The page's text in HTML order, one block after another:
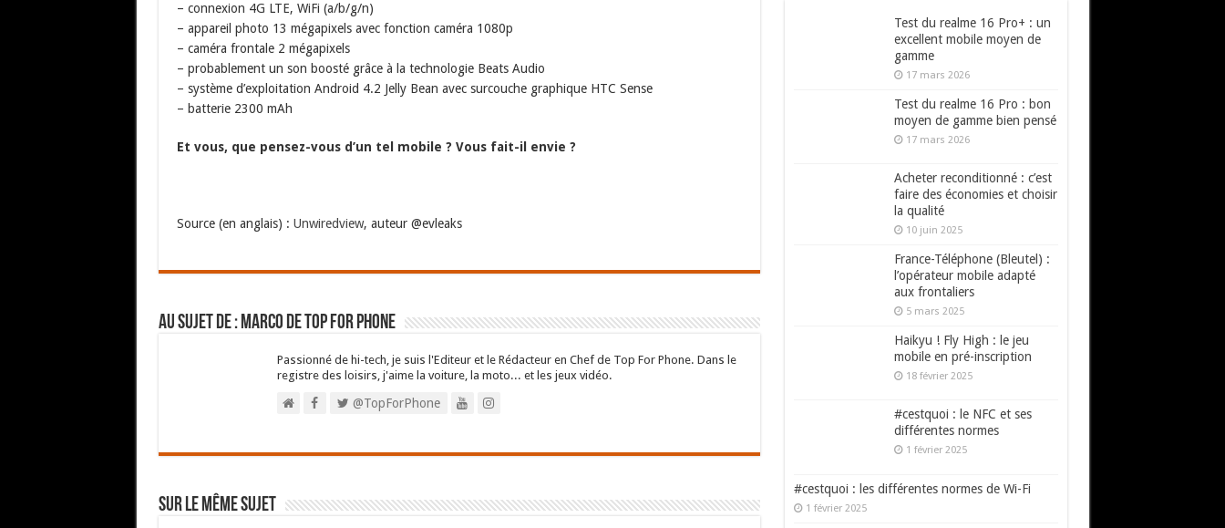
– connexion 4G LTE, WiFi (a/b/g/n)
– appareil photo 13 mégapixels avec fonction caméra 1080p
– caméra frontale 2 mégapixels
– probablement un son boosté grâce à la technologie Beats Audio
– système d’exploitation Android 4.2 Jelly Bean avec surcouche graphique HTC Sense
– batterie 2300 mAh
Et vous, que pensez-vous d’un tel mobile ? Vous fait-il envie ?
Source (en anglais) : Unwiredview, auteur @evleaks
Au sujet de : Marco de Top For Phone
Passionné de hi-tech, je suis l'Editeur et le Rédacteur en Chef de Top For Phone. Dans le
registre des loisirs, j'aime la voiture, la moto... et les jeux vidéo.
@TopForPhone
Sur le même sujet
Test du realme 16 Pro+ : un
excellent mobile moyen de
gamme
17 mars 2026
Test du realme 16 Pro : bon
moyen de gamme bien pensé
17 mars 2026
Acheter reconditionné : c’est
faire des économies et choisir
la qualité
10 juin 2025
France-Téléphone (Bleutel) :
l’opérateur mobile adapté
aux frontaliers
5 mars 2025
Haikyu ! Fly High : le jeu
mobile en pré-inscription
18 février 2025
#cestquoi : le NFC et ses
différentes normes
1 février 2025
#cestquoi : les différentes normes de Wi-Fi
1 février 2025